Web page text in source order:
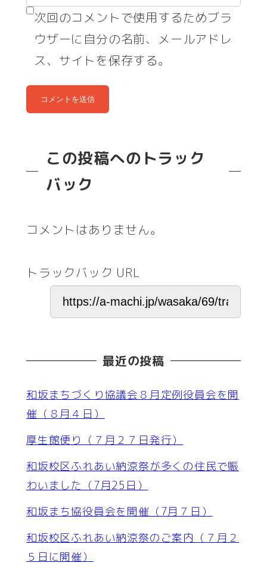
次回のコメントで使用するためブラ
ウザーに自分の名前、メールアドレ
ス、サイトを保存する。
この投稿へのトラック
バック
コメントはありません。
トラックバック URL
最近の投稿
和坂まちづくり協議会８月定例役員会を開
催（８月４日）
厚生館便り（７月２７日発行）
和坂校区ふれあい納涼祭が多くの住民で賑
わいました（7月25日）
和坂まち協役員会を開催（7月７日）
和坂校区ふれあい納涼祭のご案内（７月２
５日に開催）